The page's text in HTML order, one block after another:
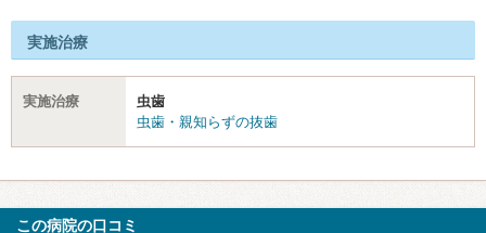
実施治療
実施治療
虫歯
虫歯・親知らずの抜歯
この病院の口コミ